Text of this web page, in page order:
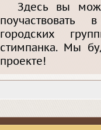
Здесь вы
поучаствовать
городских
стимпанка. Мы
проекте!